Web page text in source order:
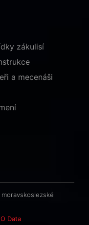
zákulisí
a mecenáši
Data